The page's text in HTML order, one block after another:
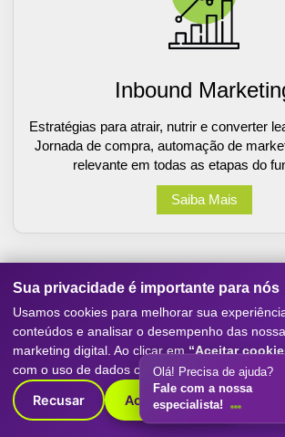
Inbound
Estratégias para atrair, nutrir e converter
Jornada de compra, automação de
relevante em todas as etapas do
Saiba Mais
Sites e
Sua privacidade é importante para nós
Usamos cookies para melhorar sua
conteúdos e analisar o desempenho das
marketing digital. Ao clicar em “Aceitar
com o uso de dados conforme nossaPolítica
Recusar Aceitar cookies
Olá! Precisa de ajuda?
Fale com a nossa
especialista!